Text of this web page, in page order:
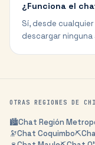
¿Funciona el
Sí, desde
descargar ninguna
OTRAS REGIONES DE
🏙️Chat Región
🔭Chat Coquimbo⛏️